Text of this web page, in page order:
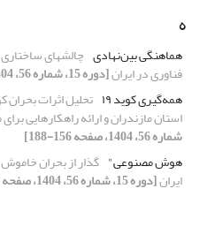
ه
هماهنگی بین‌نهادی چالش‏های
فناوری در ایران[دوره 15، شماره 56، 1404، صفحه 130-155]
همه‌گیری کوید ۱۹
استان مازندران و ارائه راهکارهایی
شماره 56، 1404، صفحه 156-188]
هوش مصنوعی" گذار از بحران
ایران[دوره 15، شماره 56، 1404، صفحه 190-211]